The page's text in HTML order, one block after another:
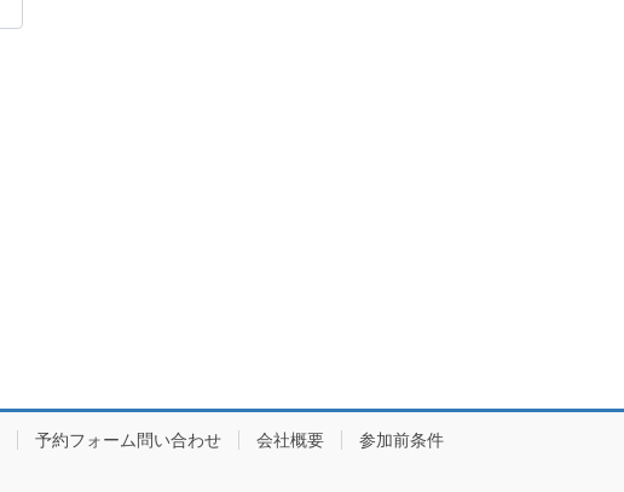
予約フォーム問い合わせ 会社概要
参加前条件